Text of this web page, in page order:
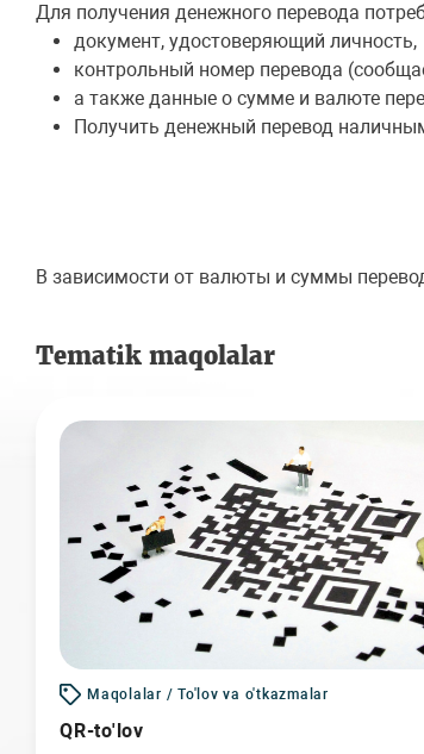
Для получения денежного перевода
документ, удостоверяющий личность,
контрольный номер перевода
а также данные о сумме и валюте
Получить денежный перевод
В зависимости от валюты и суммы
Tematik maqolalar
Maqolalar / To'lov va o'tkazmalar
QR-to'lov